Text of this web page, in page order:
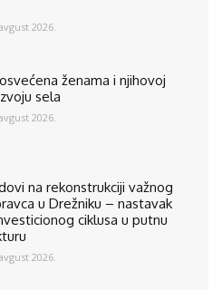
2026.
ženama i njihovoj
sela
2026.
na rekonstrukciji važnog
u Drežniku – nastavak
ciklusa u putnu
2026.